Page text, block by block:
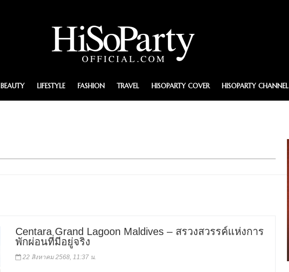
BEAUTY LIFESTYLE FASHION TRAVEL HISOPARTY COVER HISOPARTY CHANNEL
Centara Grand Lagoon Maldives – สรวงสวรรค์แห่งการ
พักผ่อนที่มีอยู่จริง
22 สิงหาคม 2568, 11:37 น.